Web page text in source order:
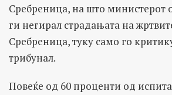
Сребреница, на што министерот
ги негирал страдањата на
Сребреница, туку само го
трибунал.
Повеќе од 60 проценти од